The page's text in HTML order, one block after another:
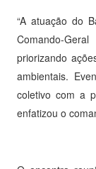
“A atuação do
Comando-
priorizando
ambientais.
coletivo com a
enfatizou o